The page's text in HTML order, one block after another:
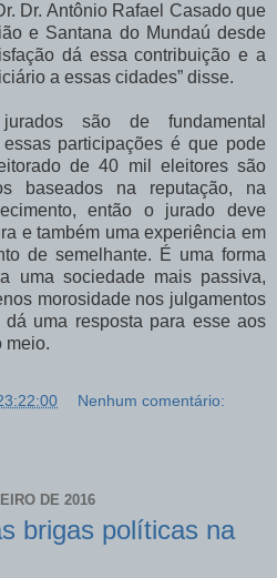
Dr. Antônio Rafael Casado que
e Santana do Mundaú desde
dá essa contribuição e a
a essas cidades” disse.
são de fundamental
participações é que pode
de 40 mil eleitores são
baseados na reputação, na
então o jurado deve
e também uma experiência em
de semelhante. É uma forma
uma sociedade mais passiva,
morosidade nos julgamentos
uma resposta para esse aos
meio.
Nenhum comentário:
DE 2016
brigas políticas na